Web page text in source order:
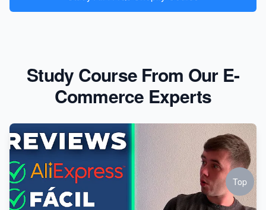
Study Course From Our E-
Commerce Experts
Top